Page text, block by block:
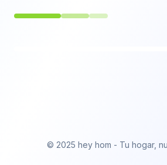
© 2025 hey hom - Tu hogar,